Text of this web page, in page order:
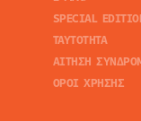
SPECIAL
ΤΑΥΤΟΤΗΤΑ
ΑΙΤΗΣΗ
ΟΡΟΙ ΧΡΗΣΗΣ